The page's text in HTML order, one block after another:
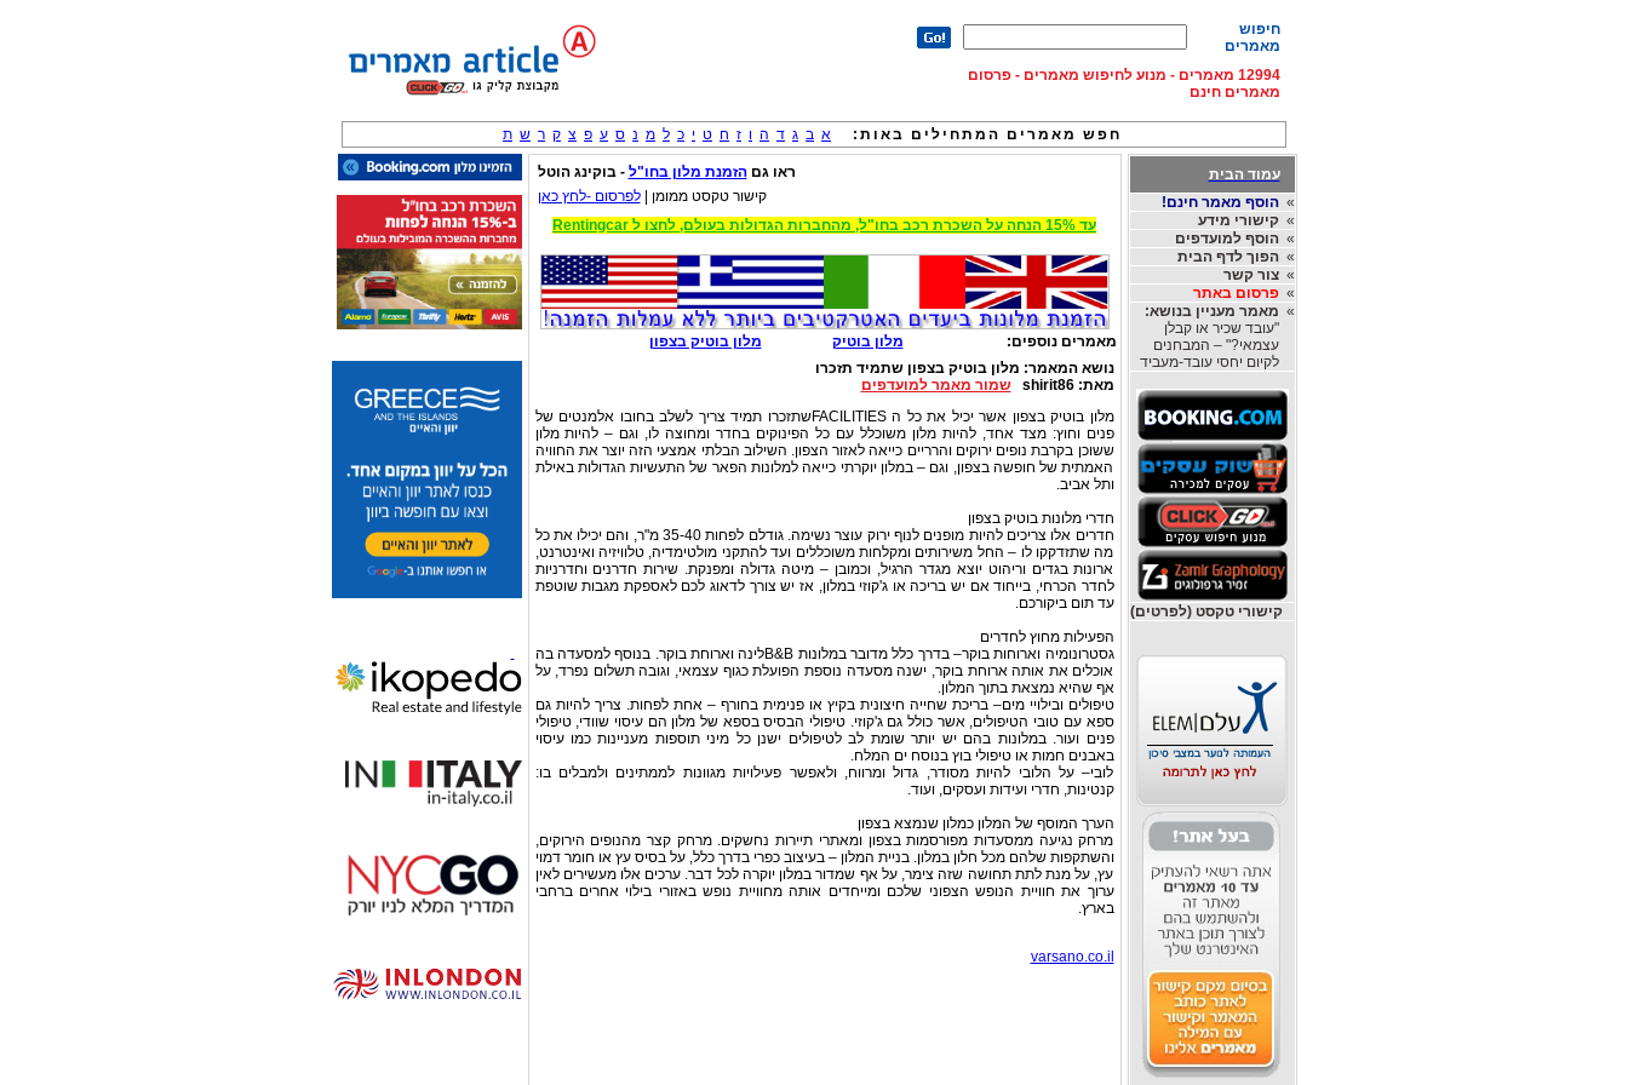
חיפוש
מאמרים
12994 מאמרים - מנוע לחיפוש מאמרים - פרסום
מאמרים חינם
חפש מאמרים המתחילים באות: א ב ג ד ה ו ז ח ט י כ ל מ נ ס ע פ צ ק ר ש ת
עמוד הבית
»הוסף מאמר חינם!
»קישורי מידע
»הוסף למועדפים
»הפוך לדף הבית
»צור קשר
»פרסום באתר
» מאמר מעניין בנושא:
"עובד שכיר או קבלן
עצמאי?" – המבחנים
לקיום יחסי עובד-מעביד
קישורי טקסט (לפרטים)
ראו גםהזמנת מלון בחו"ל - בוקינג הוטל
קישור טקסט ממומן |לפרסום -לחץ כאן
עד 15% הנחה על השכרת רכב בחו"ל, מהחברות הגדולות בעולם, לחצו ל Rentingcar
מאמרים נוספים: מלון בוטיק
מלון בוטיק בצפון
נושא המאמר: מלון בוטיק בצפון שתמיד תזכרו
מאת:shirit86
שמור מאמר למועדפים
מלון בוטיק בצפון אשר יכיל את כל ה FACILITIESשתזכרו תמיד צריך לשלב בחובו אלמנטים של
פנים וחוץ: מצד אחד, להיות מלון משוכלל עם כל הפינוקים בחדר ומחוצה לו, וגם – להיות מלון
ששוכן בקרבת נופים ירוקים והרריים כייאה לאזור הצפון. השילוב הבלתי אמצעי הזה יוצר את החוויה
האמתית של חופשה בצפון, וגם – במלון יוקרתי כייאה למלונות הפאר של התעשיות הגדולות באילת
ותל אביב.
חדרי מלונות בוטיק בצפון
חדרים אלו צריכים להיות מופנים לנוף ירוק עוצר נשימה. גודלם לפחות 35-40 מ"ר, והם יכילו את כל
מה שתזדקקו לו – החל משירותים ומקלחות משוכללים ועד להתקני מולטימדיה, טלוויזיה ואינטרנט,
ארונות בגדים וריהוט יוצא מגדר הרגיל, וכמובן – מיטה גדולה ומפנקת. שירות חדרנים וחדרניות
לחדר הכרחי, בייחוד אם יש בריכה או ג'קוזי במלון, אז יש צורך לדאוג לכם לאספקת מגבות שוטפת
עד תום ביקורכם.
הפעילות מחוץ לחדרים
גסטרונומיה וארוחות בוקר– בדרך כלל מדובר במלונות B&Bלינה וארוחת בוקר. בנוסף למסעדה בה
אוכלים את אותה ארוחת בוקר, ישנה מסעדה נוספת הפועלת כגוף עצמאי, וגובה תשלום נפרד, על
אף שהיא נמצאת בתוך המלון.
טיפולים ובילויי מים– בריכת שחייה חיצונית בקיץ או פנימית בחורף – אחת לפחות. צריך להיות גם
ספא עם טובי הטיפולים, אשר כולל גם ג'קוזי. טיפולי הבסיס בספא של מלון הם עיסוי שוודי, טיפולי
פנים ועור. במלונות בהם יש יותר שומת לב לטיפולים ישנן כל מיני תוספות מעניינות כמו עיסוי
באבנים חמות או טיפולי בוץ בנוסח ים המלח.
לובי– על הלובי להיות מסודר, גדול ומרווח, ולאפשר פעילויות מגוונות לממתינים ולמבלים בו:
קנטינות, חדרי ועידות ועסקים, ועוד.
הערך המוסף של המלון כמלון שנמצא בצפון
מרחק נגיעה ממסעדות מפורסמות בצפון ומאתרי תיירות נחשקים. מרחק קצר מהנופים הירוקים,
והשתקפות שלהם מכל חלון במלון. בניית המלון – בעיצוב כפרי בדרך כלל, על בסיס עץ או חומר דמוי
עץ, על מנת לתת תחושה שזה צימר, על אף שמדור במלון יוקרה לכל דבר. ערכים אלו מעשירים לאין
ערוך את חוויית הנופש הצפוני שלכם ומייחדים אותה מחוויית נופש באזורי בילוי אחרים ברחבי
בארץ.
varsano.co.il